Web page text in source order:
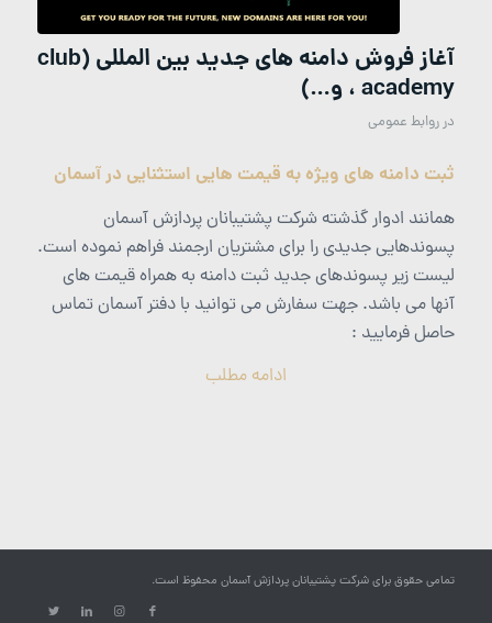
آغاز فروش دامنه های جدید بین المللی (club
، academy و…)
درروابط عمومی
ثبت دامنه های ویژه به قیمت هایی استثنایی در آسمان
همانند ادوار گذشته شرکت پشتیبانان پردازش آسمان
پسوندهایی جدیدی را برای مشتریان ارجمند فراهم نموده است.
لیست زیر پسوندهای جدید ثبت دامنه به همراه قیمت های
آنها می باشد. جهت سفارش می توانید با دفتر آسمان تماس
حاصل فرمایید :
ادامه مطلب
تمامی حقوق برای شرکت پشتیبانان پردازش آسمان محفوظ است.